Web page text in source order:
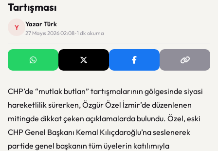
Tartışması
Y Yazar Türk
27 Mayıs 2026 02:08 · 1 dk okuma
CHP’de “mutlak butlan” tartışmalarının gölgesinde siyasi
hareketlilik sürerken, Özgür Özel İzmir’de düzenlenen
mitingde dikkat çeken açıklamalarda bulundu. Özel, eski
CHP Genel Başkanı Kemal Kılıçdaroğlu’na seslenerek
partide genel başkanın tüm üyelerin katılımıyla